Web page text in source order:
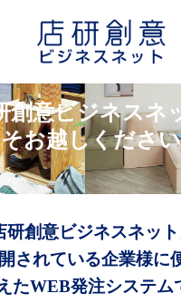
創意ビジネスネ
お越しくださ
研創意ビジネスネット
されている企業様に
たWEB発注システム